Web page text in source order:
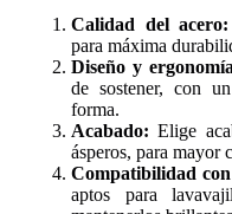
Calidad del acero:
para máxima
Diseño y
de sostener, con
forma.
Acabado: Elige
ásperos, para mayor
Compatibilidad
aptos para